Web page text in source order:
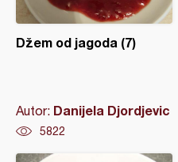
Džem od jagoda (7)
Autor: Danijela Djordjevic
5822